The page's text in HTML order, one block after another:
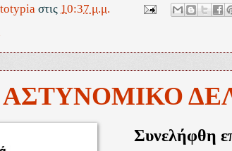
στις 10:37 μ.μ.
Συνελήφθη